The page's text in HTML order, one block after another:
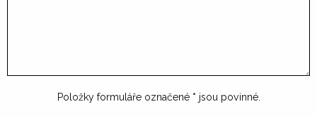
Položky formuláře označené * jsou povinné.